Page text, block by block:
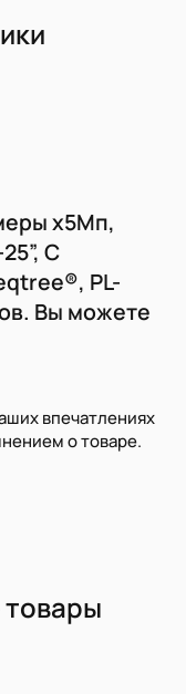
х5Мп,
С
PL-
Вы можете
впечатлениях
о товаре.